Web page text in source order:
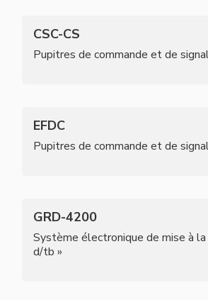
CSC-CS
Pupitres de commande et de
EFDC
Pupitres de commande et de
GRD-4200
Système électronique de mise à
d/tb »